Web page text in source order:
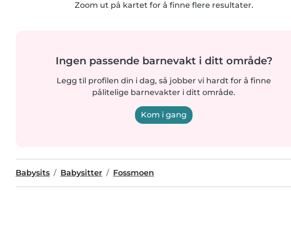
Zoom ut på kartet for å finne flere resultater.
Ingen passende barnevakt i ditt område?
Legg til profilen din i dag, så jobber vi hardt for å finne
pålitelige barnevakter i ditt område.
Kom i gang
Babysits Babysitter Fossmoen